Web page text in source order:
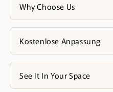
Why Choose Us
Kostenlose Anpassung
See It In Your Space